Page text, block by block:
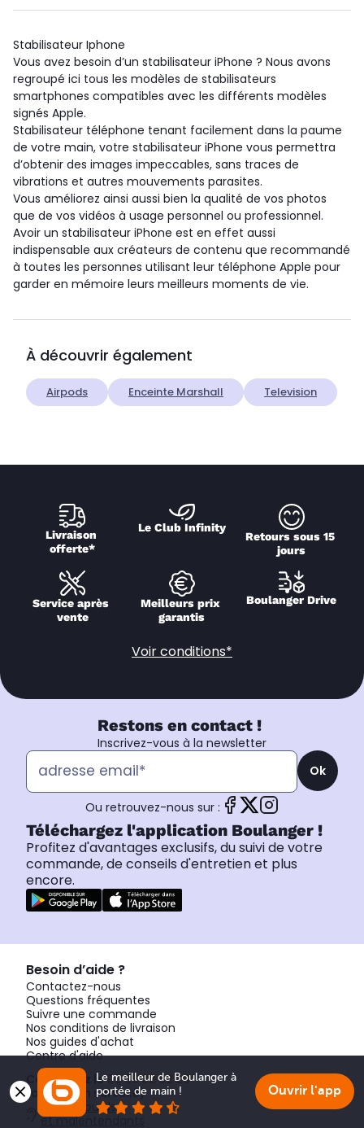
Stabilisateur Iphone
Vous avez besoin d’un stabilisateur iPhone ? Nous avons
regroupé ici tous les modèles de stabilisateurs
smartphones compatibles avec les différents modèles
signés Apple.
Stabilisateur téléphone tenant facilement dans la paume
de votre main, votre stabilisateur iPhone vous permettra
d’obtenir des images impeccables, sans traces de
vibrations et autres mouvements parasites.
Vous améliorez ainsi aussi bien la qualité de vos photos
que de vos vidéos à usage personnel ou professionnel.
Avoir un stabilisateur iPhone est en effet aussi
indispensable aux créateurs de contenu que recommandé
à toutes les personnes utilisant leur téléphone Apple pour
garder en mémoire leurs meilleurs moments de vie.
À découvrir également
Airpods Enceinte Marshall Television
Livraison
offerte*
Le Club Infinity
Retours sous 15
jours
Service après
vente
Meilleurs prix
garantis
Boulanger Drive
Voir conditions*
Restons en contact !
Inscrivez-vous à la newsletter
Ok
Ou retrouvez-nous sur :
Téléchargez l'application Boulanger !
Profitez d'avantages exclusifs, du suivi de votre
commande, de conseils d'entretien et plus
encore.
Besoin d’aide ?
Contactez-nous
Questions fréquentes
Suivre une commande
Nos conditions de livraison
Nos guides d'achat
Centre d'aide
Contactez le09 69 32 32 23
(appel non surtaxé)
Accès sourds
et malentendants
Le meilleur de Boulanger à
portée de main !
Ouvrir l'app